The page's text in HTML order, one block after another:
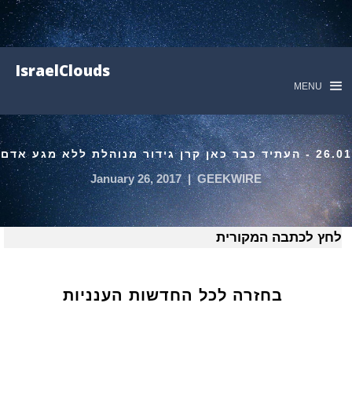
IsraelClouds
MENU
26.01 - העתיד כבר כאן קרן גידור מנוהלת ללא מגע אדם
GEEKWIRE
|
January 26, 2017
לחץ לכתבה המקורית
בחזרה לכל החדשות הענניות